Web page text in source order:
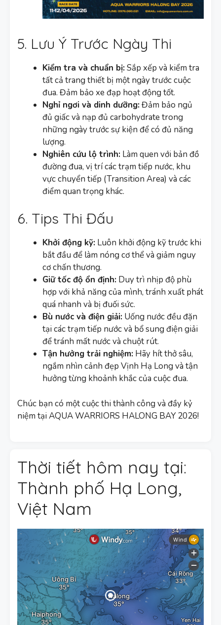
5. Lưu Ý Trước Ngày Thi
Kiểm tra và chuẩn bị:Sắp xếp và kiểm tra
tất cả trang thiết bị một ngày trước cuộc
đua. Đảm bảo xe đạp hoạt động tốt.
Nghỉ ngơi và dinh dưỡng:Đảm bảo ngủ
đủ giấc và nạp đủ carbohydrate trong
những ngày trước sự kiện để có đủ năng
lượng.
Nghiên cứu lộ trình: Làm quen với bản đồ
đường đua, vị trí các trạm tiếp nước, khu
vực chuyển tiếp (Transition Area) và các
điểm quan trọng khác.
6. Tips Thi Đấu
Khởi động kỹ: Luôn khởi động kỹ trước khi
bắt đầu để làm nóng cơ thể và giảm nguy
cơ chấn thương.
Giữ tốc độ ổn định: Duy trì nhịp độ phù
hợp với khả năng của mình, tránh xuất phát
quá nhanh và bị đuối sức.
Bù nước và điện giải: Uống nước đều đặn
tại các trạm tiếp nước và bổ sung điện giải
để tránh mất nước và chuột rút.
Tận hưởng trải nghiệm: Hãy hít thở sâu,
ngắm nhìn cảnh đẹp Vịnh Hạ Long và tận
hưởng từng khoảnh khắc của cuộc đua.
Chúc bạn có một cuộc thi thành công và đầy kỷ
niệm tại AQUA WARRIORS HALONG BAY 2026!
Thời tiết hôm nay tại:
Thành phố Hạ Long,
Việt Nam